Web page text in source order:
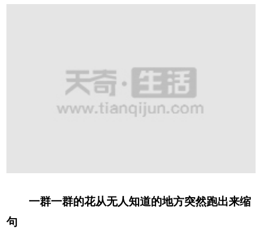
一群一群的花从无人知道的地方突然跑出来缩
句